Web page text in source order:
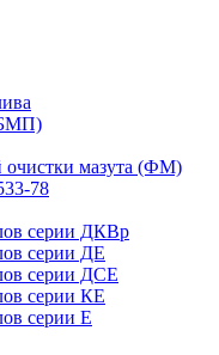
очистки мазута (ФМ)
78
серии ДКВр
серии ДЕ
серии ДСЕ
серии КЕ
серии Е